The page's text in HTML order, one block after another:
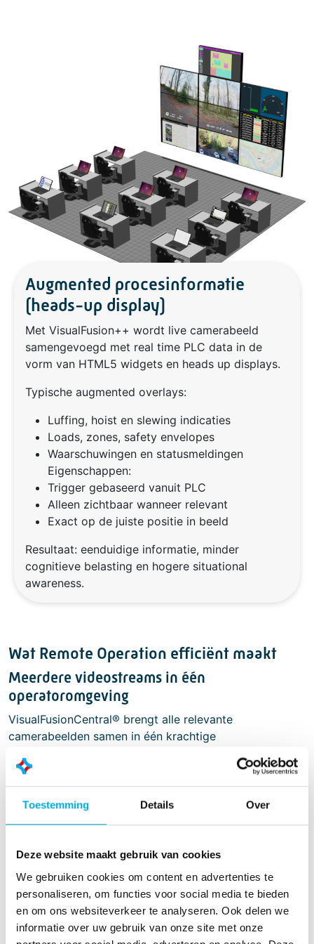
Toestemming Details Over
Deze website maakt gebruik van cookies
We gebruiken cookies om content en advertenties te
personaliseren, om functies voor social media te bieden
en om ons websiteverkeer te analyseren. Ook delen we
informatie over uw gebruik van onze site met onze
Augmented procesinformatie
(heads-up display)
Met VisualFusion++ wordt live camerabeeld
samengevoegd met real time PLC data in de
vorm van HTML5 widgets en heads up displays.
Typische augmented overlays:
Luffing, hoist en slewing indicaties
Loads, zones, safety envelopes
Waarschuwingen en statusmeldingen
Eigenschappen:
Trigger gebaseerd vanuit PLC
Alleen zichtbaar wanneer relevant
Exact op de juiste positie in beeld
Resultaat: eenduidige informatie, minder
cognitieve belasting en hogere situational
awareness.
Wat Remote Operation efficiënt maakt
Meerdere videostreams in één
operatoromgeving
VisualFusionCentral® brengt alle relevante
camerabeelden samen in één krachtige
low‑latency IP‑camera’s voor proceskritische
toepassingen met pan/tilt- en PTZ‑camera’s, en kan
indien gewenst ook SDI‑camera’s integreren. Bestaande
Dankzij slimme functies zoals Picture‑in‑Picture en
multi‑monitor configuraties behoudt de operator altijd
maximaal overzicht, zonder concessies te doen aan
snelheid of precisie in de besturing.